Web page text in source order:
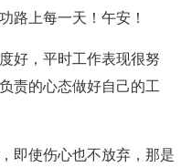
路上每一天！午安！
好，平时工作表现很努
责的心态做好自己的工
即使伤心也不放弃，那是